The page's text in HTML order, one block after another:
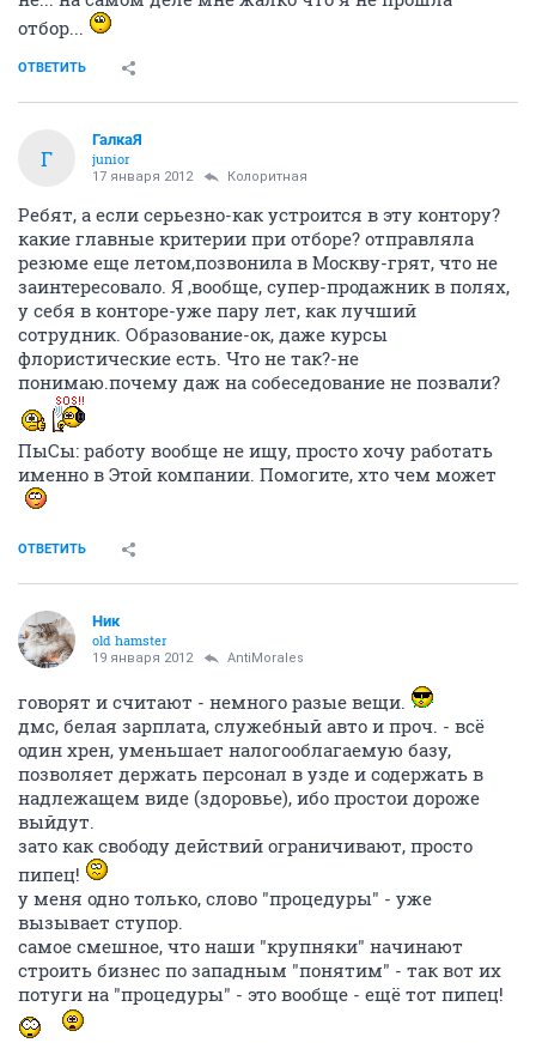
отбор...
ОТВЕТИТЬ
Г
ГалкаЯ
junior
17 января 2012 Колоритная
Ребят, а если серьезно-как устроится в эту контору?
какие главные критерии при отборе? отправляла
резюме еще летом,позвонила в Москву-грят, что не
заинтересовало. Я ,вообще, супер-продажник в полях,
у себя в конторе-уже пару лет, как лучший
сотрудник. Образование-ок, даже курсы
флористические есть. Что не так?-не
понимаю.почему даж на собеседование не позвали?
ПыСы: работу вообще не ищу, просто хочу работать
именно в Этой компании. Помогите, хто чем может
ОТВЕТИТЬ
Ник
old hamster
19 января 2012 AntiMorales
говорят и считают - немного разые вещи.
дмс, белая зарплата, служебный авто и проч. - всё
один хрен, уменьшает налогооблагаемую базу,
позволяет держать персонал в узде и содержать в
надлежащем виде (здоровье), ибо простои дороже
выйдут.
зато как свободу действий ограничивают, просто
пипец!
у меня одно только, слово "процедуры" - уже
вызывает ступор.
самое смешное, что наши "крупняки" начинают
строить бизнес по западным "понятим" - так вот их
потуги на "процедуры" - это вообще - ещё тот пипец!